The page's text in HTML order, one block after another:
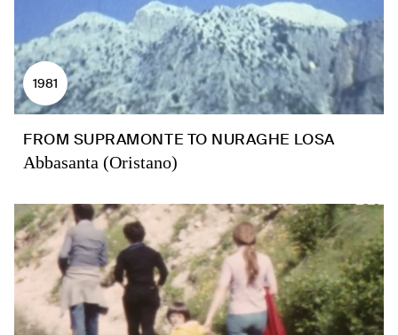
1981
FROM SUPRAMONTE TO NURAGHE LOSA
Abbasanta (Oristano)